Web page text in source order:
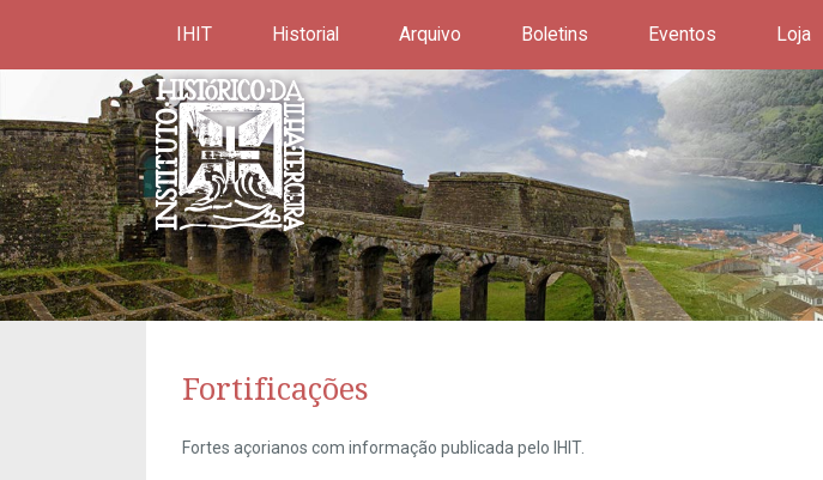
IHIT Historial Arquivo Boletins Eventos Loja
Fortificações
Fortes açorianos com informação publicada pelo IHIT.